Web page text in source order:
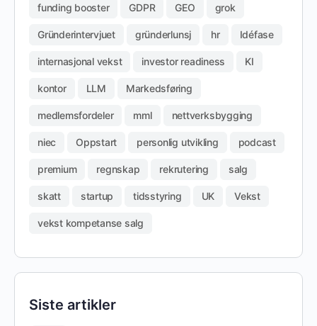
funding booster GDPR GEO grok
Gründerintervjuet gründerlunsj hr Idéfase
internasjonal vekst investor readiness KI
kontor LLM Markedsføring
medlemsfordeler mml nettverksbygging
niec Oppstart personlig utvikling podcast
premium regnskap rekrutering salg
skatt startup tidsstyring UK Vekst
vekst kompetanse salg
Siste artikler